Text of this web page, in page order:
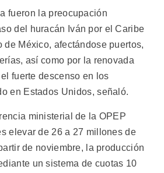
fueron la preocupación
del huracán Iván por el Caribe
de México, afectándose puertos,
así como por la renovada
fuerte descenso en los
en Estados Unidos, señaló.
ministerial de la OPEP
elevar de 26 a 27 millones de
de noviembre, la producción
un sistema de cuotas 10